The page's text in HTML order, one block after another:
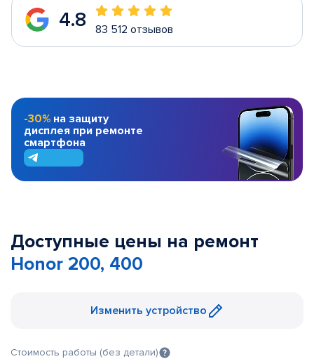
4.8 83 512 отзывов
-30% на защиту
дисплея при ремонте
смартфона
Доступные цены на ремонт
Honor 200, 400
Изменить устройство
Стоимость работы (без детали)